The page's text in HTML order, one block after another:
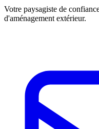
Votre paysagiste de
d'aménagement extérieur.